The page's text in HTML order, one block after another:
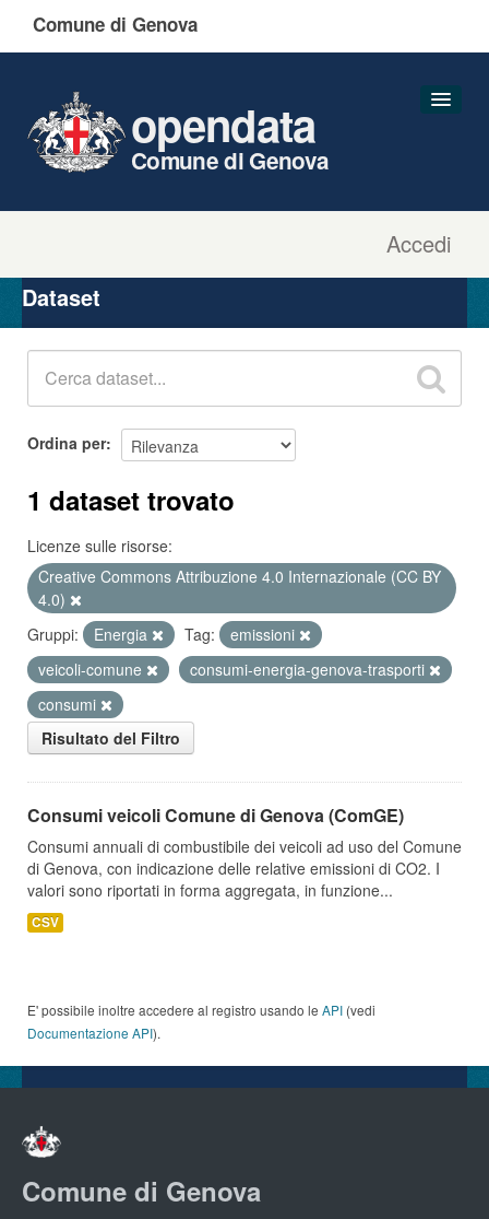
Comune di Genova
Accedi
opendata
Comune di Genova
Organizzazioni
Gruppi
Dataset
Ordina per
1 dataset trovato
Licenze sulle risorse:
Creative Commons Attribuzione 4.0 Internazionale (CC BY
4.0)
Gruppi:
Energia Tag:
emissioni
veicoli-comune
consumi-energia-genova-trasporti
consumi
Risultato del Filtro
Consumi veicoli Comune di Genova (ComGE)
Consumi annuali di combustibile dei veicoli ad uso del Comune
di Genova, con indicazione delle relative emissioni di CO2. I
valori sono riportati in forma aggregata, in funzione...
CSV
E' possibile inoltre accedere al registro usando le API (vedi
Documentazione API).
Comune di Genova